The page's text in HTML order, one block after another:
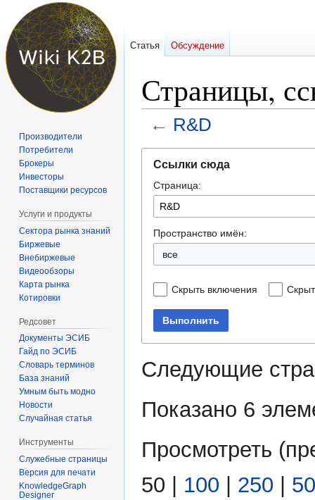
Страницы,
← R&D
навигации
поиску
Ссылки сюда
Страница:
Пространство имён:
Скрыть включения
Выполнить
Следующие
Показано 6
Просмотреть (
50 | 100 | 250 |
Статья Обсуждение
Производители
Потребители
Брокеры
Инвесторы
Поставщики ресурсов
Услуги и продукты
Сектора рынка знаний
Биржевые
Внебиржевые
Видеообзоры
Карта рынка
Котировки
Редсовет
Документы ЭСИБ
Гайд по ЭСИБ
Словарь терминов
База знаний
Умным быть модно
Новости
Случайная статья
Инструменты
Служебные страницы
Версия для печати
KnowledgeGraph
Designer